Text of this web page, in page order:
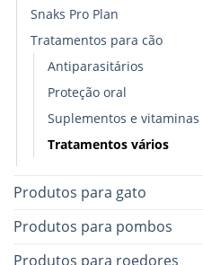
Snaks Pro Plan
Tratamentos para cão
Antiparasitários
Proteção oral
Suplementos e vitaminas
Tratamentos vários
Produtos para gato
Produtos para pombos
Produtos para roedores